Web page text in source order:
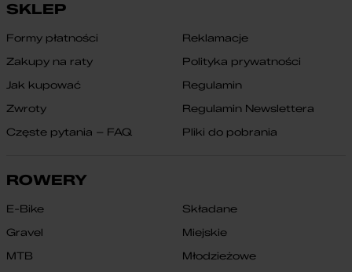
SKLEP
Formy płatności
Zakupy na raty
Jak kupować
Zwroty
Częste pytania – FAQ
Reklamacje
Polityka prywatności
Regulamin
Regulamin Newslettera
Pliki do pobrania
ROWERY
E-Bike
Gravel
MTB
Składane
Miejskie
Młodzieżowe